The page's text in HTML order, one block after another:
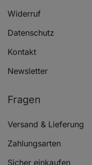
Widerruf
Datenschutz
Kontakt
Newsletter
Fragen
Versand & Lieferung
Zahlungsarten
Sicher einkaufen